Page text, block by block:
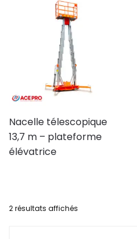
Nacelle télescopique
13,7 m – plateforme
élévatrice
2 résultats affichés